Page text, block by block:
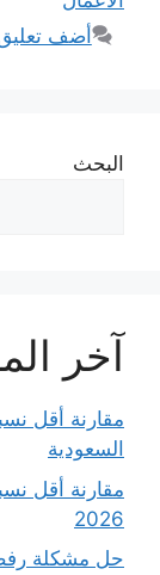
أضف
البحث
آخر
السعودية
مقارنة أقل
2026
حل مشكلة